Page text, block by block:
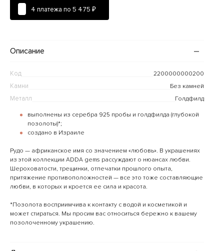
4 платежа по 5 475 ₽
Описание
Код 2200000000200
Камни Без камней
Металл Голдфилд
выполнены из серебра 925 пробы и голдфилда (глубокой
позолоты)*;
создано в Израиле
Рудо — африканское имя со значением «любовь». В украшениях
из этой коллекции ADDA gems рассуждают о нюансах любви.
Шероховатости, трещинки, отпечатки прошлого опыта,
притяжение противоположностей — все это тоже составляющие
любви, в которых и кроется ее сила и красота.
*Позолота восприимчива к контакту с водой и косметикой и
может стираться. Мы просим вас относиться бережно к вашему
позолоченному украшению.